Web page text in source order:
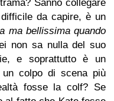
Sanno collegare
da capire, è un
ma bellissima quando
non sa nulla del suo
e soprattutto è un
un colpo di scena più
fosse la colf? Se